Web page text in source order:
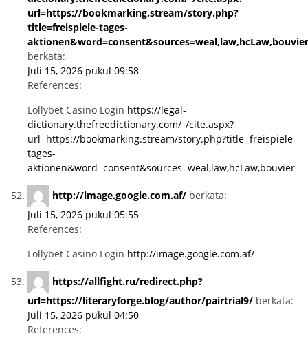
url=https://bookmarking.stream/story.php?
title=freispiele-tages-
aktionen&word=consent&sources=weal,law,hcLaw,bouvier
berkata:
Juli 15, 2026 pukul 09:58
References:
Lollybet Casino Login https://legal-
dictionary.thefreedictionary.com/_/cite.aspx?
url=https://bookmarking.stream/story.php?title=freispiele-
tages-
aktionen&word=consent&sources=weal,law,hcLaw,bouvier
http://image.google.com.af/ berkata:
Juli 15, 2026 pukul 05:55
References:
Lollybet Casino Login http://image.google.com.af/
https://allfight.ru/redirect.php?
url=https://literaryforge.blog/author/pairtrial9/ berkata:
Juli 15, 2026 pukul 04:50
References: